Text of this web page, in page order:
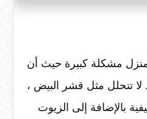
مشكلة كبيرة حيث أن
لا تتحلل مثل قشر البيض ،
بالإضافة إلى الزيوت